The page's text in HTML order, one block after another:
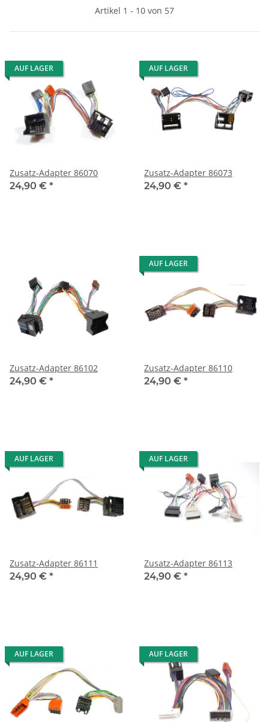
Artikel 1 - 10 von 57
AUF LAGER
Zusatz-Adapter 86070
24,90 € *
AUF LAGER
Zusatz-Adapter 86073
24,90 € *
Zusatz-Adapter 86102
24,90 € *
AUF LAGER
Zusatz-Adapter 86110
24,90 € *
AUF LAGER
Zusatz-Adapter 86111
24,90 € *
AUF LAGER
Zusatz-Adapter 86113
24,90 € *
AUF LAGER AUF LAGER